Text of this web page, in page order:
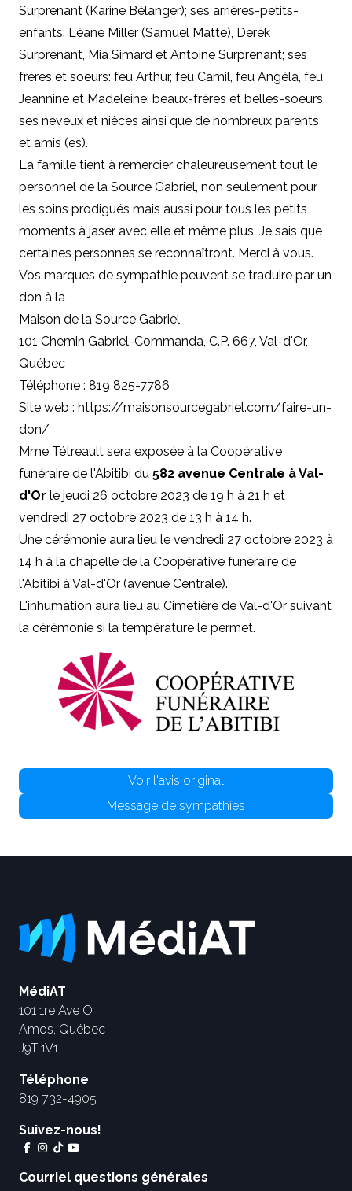
Surprenant (Karine Bélanger); ses arrières-petits-
enfants: Léane Miller (Samuel Matte), Derek
Surprenant, Mia Simard et Antoine Surprenant; ses
frères et soeurs: feu Arthur, feu Camil, feu Angéla, feu
Jeannine et Madeleine; beaux-frères et belles-soeurs,
ses neveux et nièces ainsi que de nombreux parents
et amis (es).
La famille tient à remercier chaleureusement tout le
personnel de la Source Gabriel, non seulement pour
les soins prodigués mais aussi pour tous les petits
moments à jaser avec elle et même plus. Je sais que
certaines personnes se reconnaîtront. Merci à vous.
Vos marques de sympathie peuvent se traduire par un
don à la
Maison de la Source Gabriel
101 Chemin Gabriel-Commanda, C.P. 667, Val-d'Or,
Québec
Téléphone : 819 825-7786
Site web : https://maisonsourcegabriel.com/faire-un-
don/
Mme Tétreault sera exposée à la Coopérative
funéraire de l'Abitibi du 582 avenue Centrale à Val-
d'Or le jeudi 26 octobre 2023 de 19 h à 21 h et
vendredi 27 octobre 2023 de 13 h à 14 h.
Une cérémonie aura lieu le vendredi 27 octobre 2023 à
14 h à la chapelle de la Coopérative funéraire de
l'Abitibi à Val-d'Or (avenue Centrale).
L'inhumation aura lieu au Cimetière de Val-d'Or suivant
la cérémonie si la température le permet.
Voir l'avis original
Message de sympathies
MédiAT
101 1re Ave O
Amos, Québec
J9T 1V1
Téléphone
819 732-4905
Suivez-nous!
Courriel questions générales